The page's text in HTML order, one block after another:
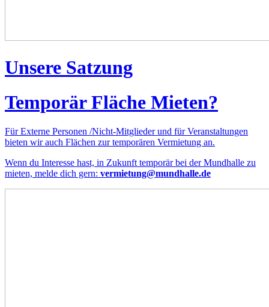
Unsere Satzung
Temporär Fläche Mieten?
Für Externe Personen /Nicht-Mitglieder und für Veranstaltungen
bieten wir auch Flächen zur temporären Vermietung an.
Wenn du Interesse hast, in Zukunft temporär bei der Mundhalle zu
mieten, melde dich gern: vermietung@mundhalle.de